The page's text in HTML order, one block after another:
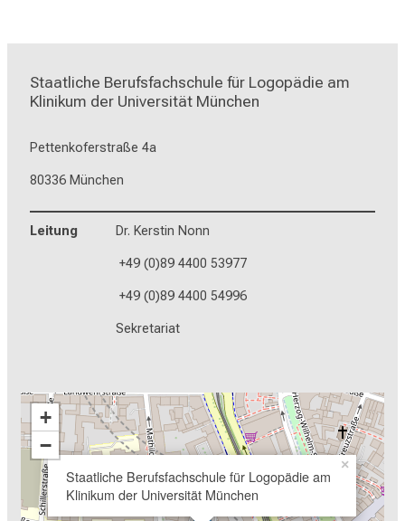
Staatliche Berufsfachschule für Logopädie am
Klinikum der Universität München
Pettenkoferstraße 4a
80336 München
Leitung Dr. Kerstin Nonn
+49 (0)89 4400 53977
+49 (0)89 4400 54996
Sekretariat
Staatliche Berufsfachschule für Logopädie am
Klinikum der Universität München
×
+
−